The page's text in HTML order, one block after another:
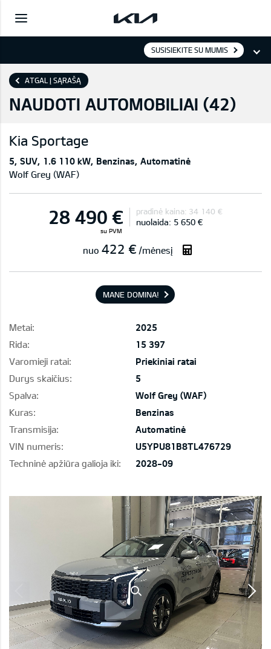
SUSISIEKITE SU MUMIS
ATGAL Į SĄRAŠĄ
NAUDOTI AUTOMOBILIAI (42)
Kia Sportage
5 SUV 1.6 110 kW Benzinas Automatinė
Wolf Grey (WAF)
28 490 €
su PVM
pradinė kaina: 34 140 €
nuolaida: 5 650 €
nuo422 € /mėnesį
MANE DOMINA!
Metai:
2025
Rida:
15 397
Varomieji ratai:
Priekiniai ratai
Durys skaičius:
5
Spalva:
Wolf Grey (WAF)
Kuras:
Benzinas
Transmisija:
Automatinė
VIN numeris:
U5YPU81B8TL476729
Techninė apžiūra galioja iki:
2028-09